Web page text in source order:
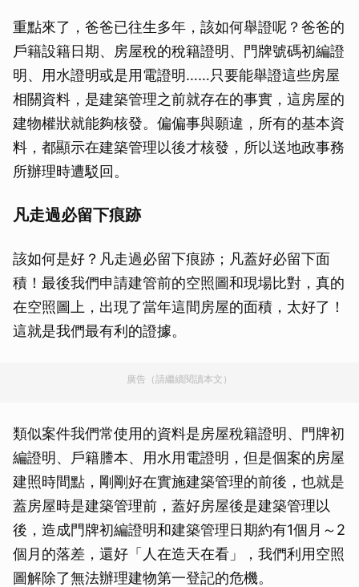
重點來了，爸爸已往生多年，該如何舉證呢？爸爸的
戶籍設籍日期、房屋稅的稅籍證明、門牌號碼初編證
明、用水證明或是用電證明……只要能舉證這些房屋
相關資料，是建築管理之前就存在的事實，這房屋的
建物權狀就能夠核發。偏偏事與願違，所有的基本資
料，都顯示在建築管理以後才核發，所以送地政事務
所辦理時遭駁回。
凡走過必留下痕跡
該如何是好？凡走過必留下痕跡；凡蓋好必留下面
積！最後我們申請建管前的空照圖和現場比對，真的
在空照圖上，出現了當年這間房屋的面積，太好了！
這就是我們最有利的證據。
廣告（請繼續閱讀本文）
類似案件我們常使用的資料是房屋稅籍證明、門牌初
編證明、戶籍謄本、用水用電證明，但是個案的房屋
建照時間點，剛剛好在實施建築管理的前後，也就是
蓋房屋時是建築管理前，蓋好房屋後是建築管理以
後，造成門牌初編證明和建築管理日期約有1個月～2
個月的落差，還好「人在造天在看」，我們利用空照
圖解除了無法辦理建物第一登記的危機。